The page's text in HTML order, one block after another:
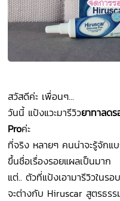
สวัสดีค่ะ เพื่อนๆ...
วันนี้ แป้งแวะมารีวิวยาทาลดร
Proค่ะ
ที่จริง หลายๆ คนน่าจะรู้จักแ
ขึ้นชื่อเรื่องรอยแผลเป็นมาก
แต่.. ตัวที่แป้งเอามารีวิวในร
จะต่างกับ Hiruscar สูตรธร